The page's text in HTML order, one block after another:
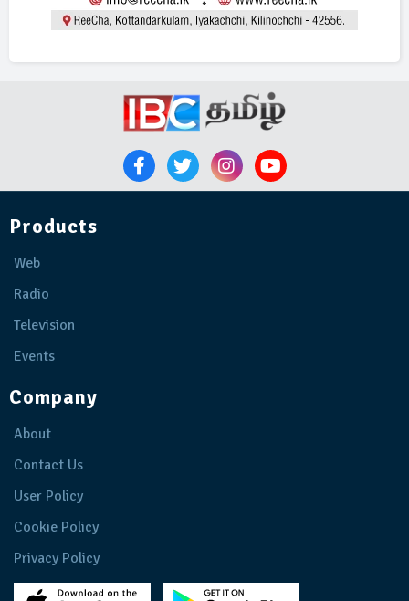
Products
Web
Radio
Television
Events
Company
About
Contact Us
User Policy
Cookie Policy
Privacy Policy